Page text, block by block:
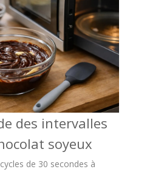
des intervalles
soyeux
de 30 secondes à